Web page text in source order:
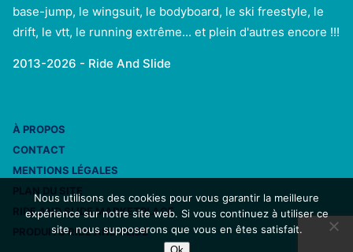
base-jump, le wingsuit, le bodyboard, le ski freestyle, le
drift, le vtt, le running extrême... et plein d'autres encore !!!
2013-2026 - Ride And Slide
À PROPOS
CONTACT
MENTIONS LÉGALES
RIDE AND SLIDE MARKETPLACE
PRODUITS RIDE AND SLIDE
Nous utilisons des cookies pour vous garantir la meilleure
expérience sur notre site web. Si vous continuez à utiliser ce
site, nous supposerons que vous en êtes satisfait.